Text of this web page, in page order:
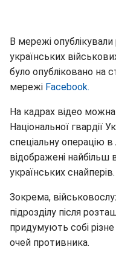
В мережі
українських
було опубліковано на
мережі Facebook.
На кадрах відео
Національної гвардії
спеціальну операцію
відображені
українських снайперів.
Зокрема,
підрозділу після
придумують собі
очей противника.